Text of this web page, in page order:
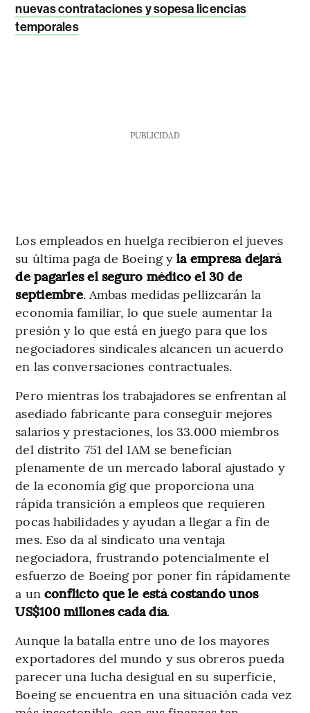
nuevas contrataciones y sopesa licencias
temporales
PUBLICIDAD
Los empleados en huelga recibieron el jueves
su última paga de Boeing yla empresa dejará
de pagarles el seguro médico el 30 de
septiembre. Ambas medidas pellizcarán la
economía familiar, lo que suele aumentar la
presión y lo que está en juego para que los
negociadores sindicales alcancen un acuerdo
en las conversaciones contractuales.
Pero mientras los trabajadores se enfrentan al
asediado fabricante para conseguir mejores
salarios y prestaciones, los 33.000 miembros
del distrito 751 del IAM se benefician
plenamente de un mercado laboral ajustado y
de la economía gig que proporciona una
rápida transición a empleos que requieren
pocas habilidades y ayudan a llegar a fin de
mes. Eso da al sindicato una ventaja
negociadora, frustrando potencialmente el
esfuerzo de Boeing por poner fin rápidamente
a un conflicto que le está costando unos
US$100 millones cada día.
Aunque la batalla entre uno de los mayores
exportadores del mundo y sus obreros pueda
parecer una lucha desigual en su superficie,
Boeing se encuentra en una situación cada vez